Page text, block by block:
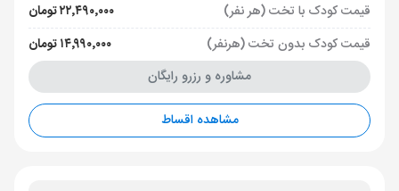
قیمت کودک با تخت (هر نفر)
۲۲٬۴۹۰٬۰۰۰ تومان
قیمت کودک بدون تخت (هرنفر)
۱۴٬۹۹۰٬۰۰۰ تومان
مشاوره و رزرو رایگان
مشاهده اقساط